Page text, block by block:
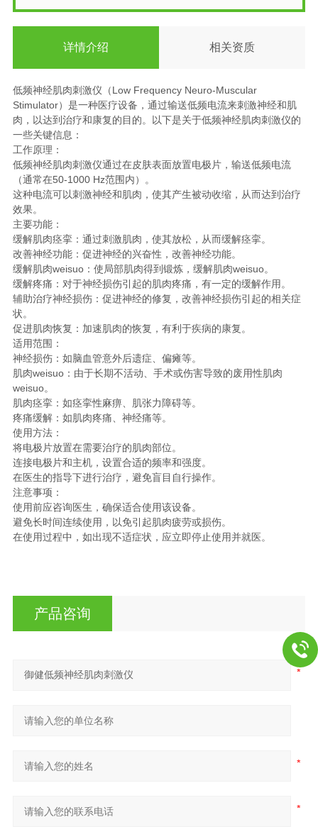
详情介绍 相关资质
低频神经肌肉刺激仪（Low Frequency Neuro-Muscular
Stimulator）是一种医疗设备，通过输送低频电流来刺激神经和肌
肉，以达到治疗和康复的目的。以下是关于低频神经肌肉刺激仪的
一些关键信息：
工作原理：
低频神经肌肉刺激仪通过在皮肤表面放置电极片，输送低频电流
（通常在50-1000 Hz范围内）。
这种电流可以刺激神经和肌肉，使其产生被动收缩，从而达到治疗
效果。
主要功能：
缓解肌肉痉挛：通过刺激肌肉，使其放松，从而缓解痉挛。
改善神经功能：促进神经的兴奋性，改善神经功能。
缓解肌肉weisuo：使局部肌肉得到锻炼，缓解肌肉weisuo。
缓解疼痛：对于神经损伤引起的肌肉疼痛，有一定的缓解作用。
辅助治疗神经损伤：促进神经的修复，改善神经损伤引起的相关症
状。
促进肌肉恢复：加速肌肉的恢复，有利于疾病的康复。
适用范围：
神经损伤：如脑血管意外后遗症、偏瘫等。
肌肉weisuo：由于长期不活动、手术或伤害导致的废用性肌肉
weisuo。
肌肉痉挛：如痉挛性麻痹、肌张力障碍等。
疼痛缓解：如肌肉疼痛、神经痛等。
使用方法：
将电极片放置在需要治疗的肌肉部位。
连接电极片和主机，设置合适的频率和强度。
在医生的指导下进行治疗，避免盲目自行操作。
注意事项：
使用前应咨询医生，确保适合使用该设备。
避免长时间连续使用，以免引起肌肉疲劳或损伤。
在使用过程中，如出现不适症状，应立即停止使用并就医。
产品咨询